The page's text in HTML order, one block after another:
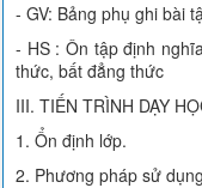
- GV: Bảng phụ ghi bài
- HS : Ôn tập định
thức, bất đẳng thức
III. TIẾN TRÌNH DẠY
1. Ổn định lớp.
2. Phương pháp sử